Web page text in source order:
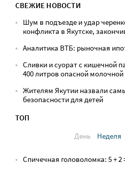
СВЕЖИЕ НОВОСТИ
Шум в подъезде и удар
конфликта в Якутске,
Аналитика ВТБ: рыночная
Сливки и суорат с кишечной
400 литров опасной
Жителям Якутии назвали
безопасности для детей
ТОП
День
Неделя
Спичечная головоломка: 5 +